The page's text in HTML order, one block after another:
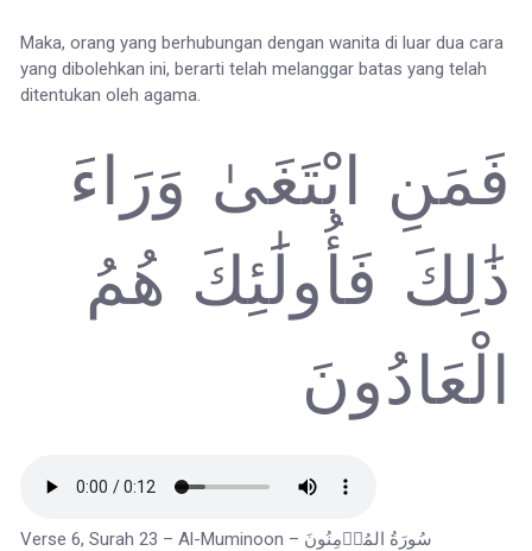
Maka, orang yang berhubungan dengan wanita di luar dua cara
yang dibolehkan ini, berarti telah melanggar batas yang telah
ditentukan oleh agama.
فَمَنِ ابْتَغَىٰ وَرَاءَ
ذَٰلِكَ فَأُولَٰئِكَ هُمُ
الْعَادُونَ
Verse 6, Surah 23 – Al-Muminoon – سُورَةُ المُؤۡمِنُونَ